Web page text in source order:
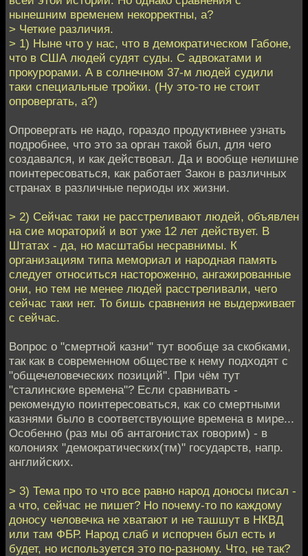
нынешним временем некорректны, а?
> Четкие различия.
> 1) Ныне что у нас, что в демократическом Габоне,
что в США людей судят суды. С адвокатами и
прокурорами. А в солнечном 37-м людей судили
таки специальные тройки. (Ну это-то не стоит
опровергать, а?)
Опровергать не надо, гораздо продуктивнее узнать
подробнее, что это за орган такой был, для чего
создавался, и как действовал. Да и вообще нелишне
поинтересоваться, как работает Закон в различных
странах в различные периоды их жизни.
> 2) Сейчас таки не расстреливают людей, объявлен
на сие мораторий и вот уже 12 лет действует. В
Штатах - да, но масштабы несравнимы. К
организациям типа мемориал и народная память
следует относиться настороженно, ангажированные
они, но тем не менее людей расстреливали, чего
сейчас таки нет. То бишь сравнения не выдерживает
с сейчас.
Вопрос о "смертной казни" тут вообще за скобками,
так как в современном обществе к нему подходят с
"общечеловеческих позиций". При чём тут
"сталинские времена"? Если сравнивать -
рекомендую поинтересоваться, как со смертными
казнями было в соответствующие времена в мире...
Особенно (раз мы об антагонистах говорим) - в
колониях "демократических(тм)" государств, напр.
английских.
> 3) Тема про то что все равно народ доносы писал -
а что, сейчас не пишет? Но почему-то по каждому
доносу человечка не хватают и не ташшут в НКВД
или там ФБР. Народ слаб и испорчен был есть и
будет, но используется это по-разному. Что, не так?